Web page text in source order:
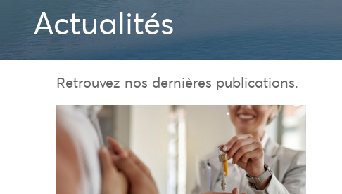
Actualités
Retrouvez nos dernières publications.